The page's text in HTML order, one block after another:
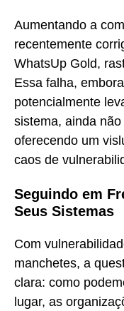
Aumentando a
recentemente
WhatsUp Gold,
Essa falha,
potencialmente
sistema, ainda
oferecendo um
caos de
Seguindo em
Seus Sistemas
Com
manchetes, a
clara: como
lugar, as